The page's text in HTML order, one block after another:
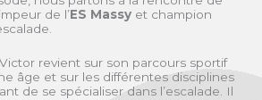
de l’ES Massy et champion
revient sur son parcours sportif
âge et sur les différentes disciplines
de se spécialiser dans l’escalade. Il